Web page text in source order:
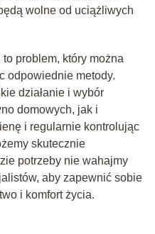
wolne od uciążliwych
problem, który można
odpowiednie metody.
działanie i wybór
domowych, jak i
i regularnie kontrolując
skutecznie
potrzeby nie wahajmy
aby zapewnić sobie
i komfort życia.